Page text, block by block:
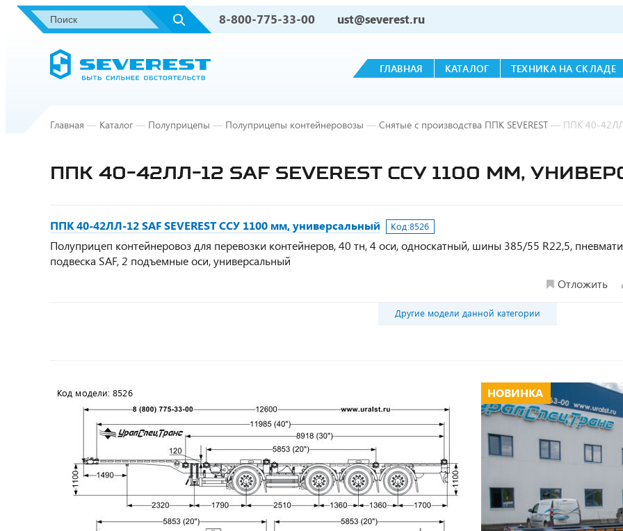
8-800-775-33-00 ust@severest.ru
ГЛАВНАЯ КАТАЛОГ ТЕХНИКА НА СКЛАДЕ
Главная — Каталог — Полуприцепы — Полуприцепы контейнеровозы — Снятые с производства ППК SEVEREST — ППК 40-
ППК 40-42ЛЛ-12 SAF SEVEREST ССУ 1100 ММ,
ППК 40-42ЛЛ-12 SAF SEVEREST ССУ 1100 мм, универсальный Код:8526
Полуприцеп контейнеровоз для перевозки контейнеров, 40 тн, 4 оси, односкатный, шины 385/55 R22,5,
подвеска SAF, 2 подъемные оси, универсальный
Отложить
Другие модели данной категории
НОВИНКА